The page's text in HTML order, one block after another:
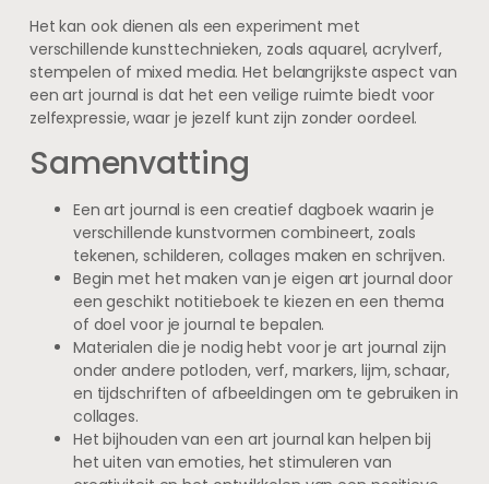
Het kan ook dienen als een experiment met
verschillende kunsttechnieken, zoals aquarel, acrylverf,
stempelen of mixed media. Het belangrijkste aspect van
een art journal is dat het een veilige ruimte biedt voor
zelfexpressie, waar je jezelf kunt zijn zonder oordeel.
Samenvatting
Een art journal is een creatief dagboek waarin je
verschillende kunstvormen combineert, zoals
tekenen, schilderen, collages maken en schrijven.
Begin met het maken van je eigen art journal door
een geschikt notitieboek te kiezen en een thema
of doel voor je journal te bepalen.
Materialen die je nodig hebt voor je art journal zijn
onder andere potloden, verf, markers, lijm, schaar,
en tijdschriften of afbeeldingen om te gebruiken in
collages.
Het bijhouden van een art journal kan helpen bij
het uiten van emoties, het stimuleren van